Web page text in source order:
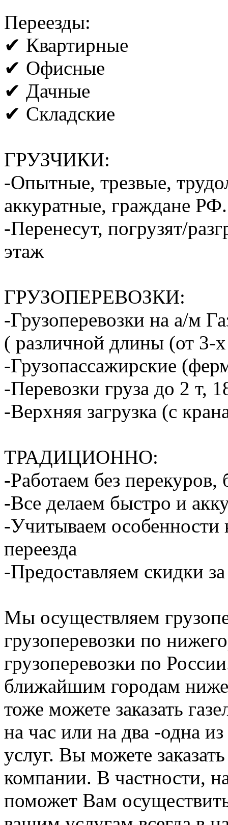
Переезды:
✔ Квартирные
✔ Офисные
✔ Дачные
✔ Складские
ГРУЗЧИКИ:
-Опытные, трезвые,
аккуратные, граждане РФ.
-Перенесут, погрузят/
этаж
ГРУЗОПЕРЕВОЗКИ:
-Грузоперевозки на а/м
( различной длины (от 3-
-Грузопассажирские
-Перевозки груза до 2 т,
-Верхняя загрузка (с
ТРАДИЦИОННО:
-Работаем без
-Все делаем быстро и
-Учитываем особенности
переезда
-Предоставляем скидки
Мы осуществляем
грузоперевозки по
грузоперевозки по
ближайшим городам
тоже можете заказать
на час или на два -одна
услуг. Вы можете
компании. В частности,
поможет Вам